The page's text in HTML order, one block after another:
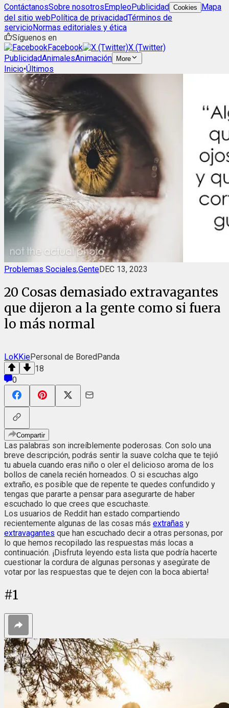
ContáctanosSobre nosotrosEmpleoPublicidad Cookies
Mapa
del sitio webPolítica de privacidadTérminos de
servicioNormas editoriales y ética
Síguenos en
Facebook
X (Twitter)
PublicidadAnimalesAnimación More
Inicio•Últimos
Problemas Sociales,GenteDEC 13, 2023
20 Cosas demasiado extravagantes
que dijeron a la gente como si fuera
lo más normal
LoKKiePersonal de BoredPanda
18
0
Compartir
Las palabras son increíblemente poderosas. Con solo una
breve descripción, podrás sentir la suave colcha que te tejió
tu abuela cuando eras niño o oler el delicioso aroma de los
bollos de canela recién horneados. O si escuchas algo
extraño, es posible que de repente te quedes confundido y
tengas que pararte a pensar para asegurarte de haber
escuchado lo que crees que escuchaste.
Los usuarios de Reddit han estado compartiendo
recientemente algunas de las cosas más extrañas y
extravagantes que han escuchado decir a otras personas, por
lo que hemos recopilado las respuestas más locas a
continuación. ¡Disfruta leyendo esta lista que podría hacerte
cuestionar la cordura de algunas personas y asegúrate de
votar por las respuestas que te dejen con la boca abierta!
#1